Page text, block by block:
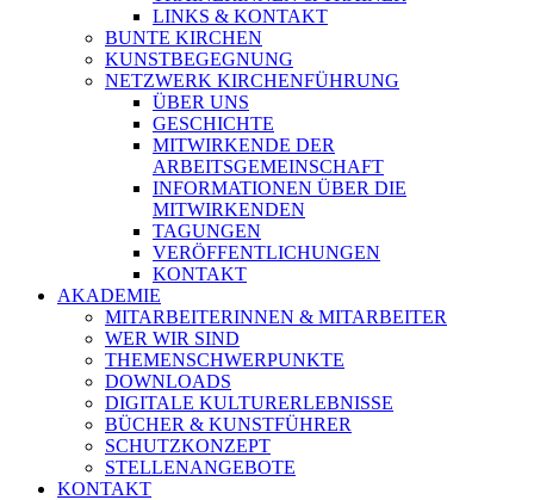
LINKS & KONTAKT
BUNTE KIRCHEN
KUNSTBEGEGNUNG
NETZWERK KIRCHENFÜHRUNG
ÜBER UNS
GESCHICHTE
MITWIRKENDE DER
ARBEITSGEMEINSCHAFT
INFORMATIONEN ÜBER DIE
MITWIRKENDEN
TAGUNGEN
VERÖFFENTLICHUNGEN
KONTAKT
AKADEMIE
MITARBEITERINNEN & MITARBEITER
WER WIR SIND
THEMENSCHWERPUNKTE
DOWNLOADS
DIGITALE KULTURERLEBNISSE
BÜCHER & KUNSTFÜHRER
SCHUTZKONZEPT
STELLENANGEBOTE
KONTAKT